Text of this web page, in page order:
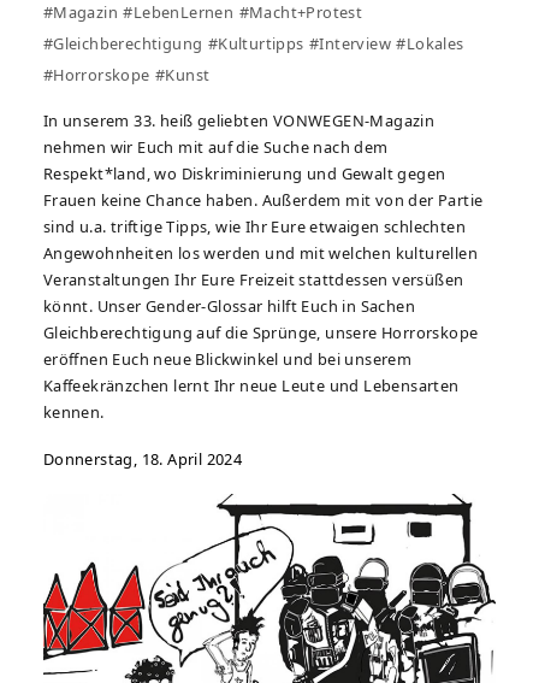
#Magazin #LebenLernen #Macht+Protest
#Gleichberechtigung #Kulturtipps #Interview #Lokales
#Horrorskope #Kunst
In unserem 33. heiß geliebten VONWEGEN-Magazin
nehmen wir Euch mit auf die Suche nach dem
Respekt*land, wo Diskriminierung und Gewalt gegen
Frauen keine Chance haben. Außerdem mit von der Partie
sind u.a. triftige Tipps, wie Ihr Eure etwaigen schlechten
Angewohnheiten los werden und mit welchen kulturellen
Veranstaltungen Ihr Eure Freizeit stattdessen versüßen
könnt. Unser Gender-Glossar hilft Euch in Sachen
Gleichberechtigung auf die Sprünge, unsere Horrorskope
eröffnen Euch neue Blickwinkel und bei unserem
Kaffeekränzchen lernt Ihr neue Leute und Lebensarten
kennen.
Donnerstag, 18. April 2024